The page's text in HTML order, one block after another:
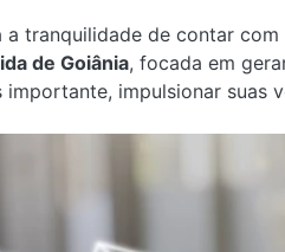
tranquilidade de contar
de Goiânia, focada em
impulsionar suas